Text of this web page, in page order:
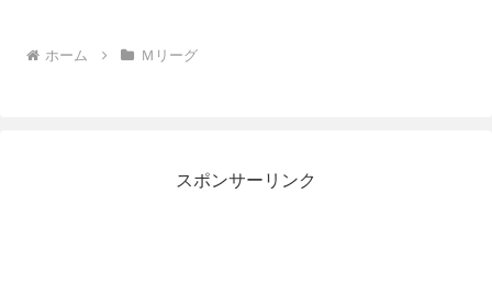
ホーム Ｍリーグ
スポンサーリンク